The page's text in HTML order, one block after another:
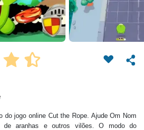
do jogo online Cut the Rope. Ajude Om Nom
de aranhas e outros vilões. O modo do